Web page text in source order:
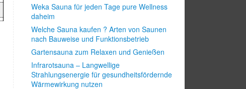
Weka Sauna für jeden Tage pure Wellness
daheim
Welche Sauna kaufen ? Arten von Saunen
nach Bauweise und Funktionsbetrieb
Gartensauna zum Relaxen und Genießen
Infrarotsauna – Langwellige
Strahlungsenergie für gesundheitsfördernde
Wärmewirkung nutzen